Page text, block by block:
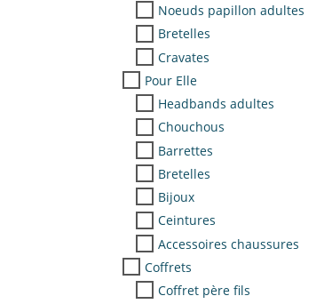
Noeuds papillon adultes
Bretelles
Cravates
Pour Elle
Headbands adultes
Chouchous
Barrettes
Bretelles
Bijoux
Ceintures
Accessoires chaussures
Coffrets
Coffret père fils